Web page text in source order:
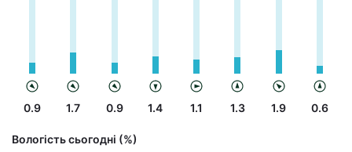
0.9 1.7 0.9 1.4 1.1 1.3 1.9 0.6
Вологість сьогодні (%)